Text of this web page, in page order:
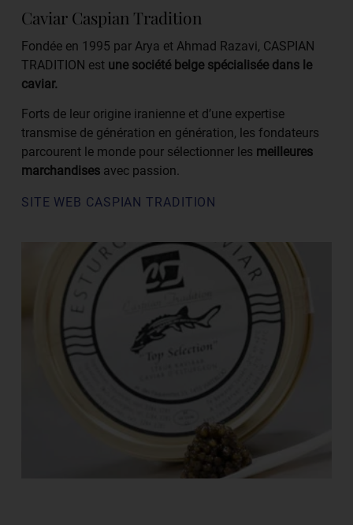
Caviar Caspian Tradition
Fondée en 1995 par Arya et Ahmad Razavi, CASPIAN
TRADITION est une société belge spécialisée dans le
caviar.
Forts de leur origine iranienne et d’une expertise
transmise de génération en génération, les fondateurs
parcourent le monde pour sélectionner les meilleures
marchandisesavec passion.
SITE WEB CASPIAN TRADITION